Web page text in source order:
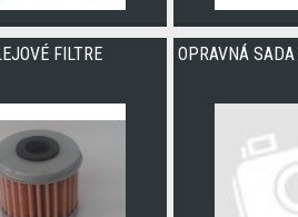
FILTRE OPRAVNÁ